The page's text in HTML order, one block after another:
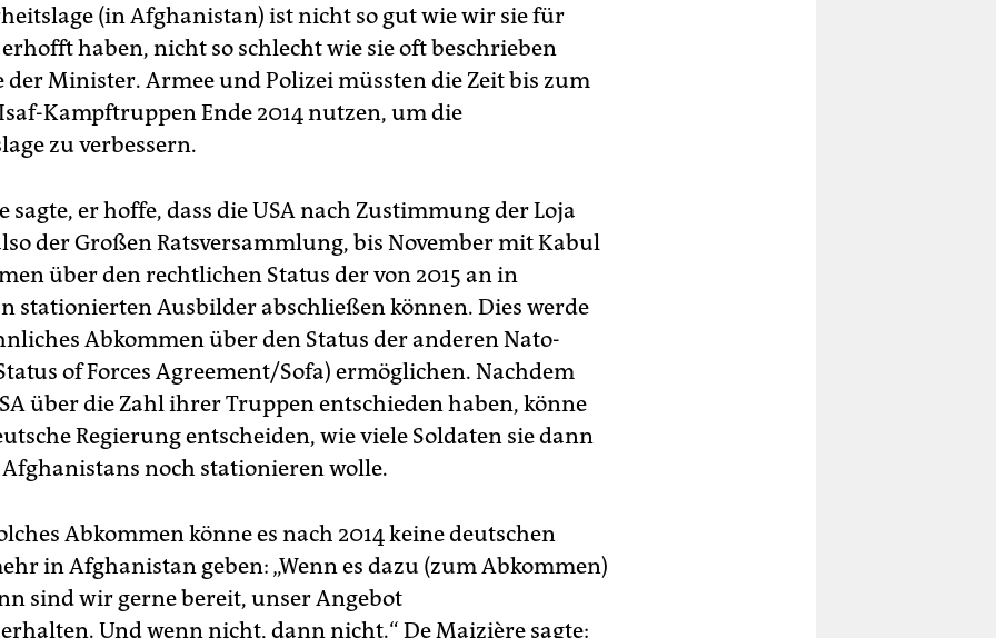
(in Afghanistan) ist nicht so gut wie wir sie für
erhofft haben, nicht so schlecht wie sie oft beschrieben
der Minister. Armee und Polizei müssten die Zeit bis zum
Kampftruppen Ende 2014 nutzen, um die
zu verbessern.
sagte, er hoffe, dass die USA nach Zustimmung der Loja
der Großen Ratsversammlung, bis November mit Kabul
über den rechtlichen Status der von 2015 an in
stationierten Ausbilder abschließen können. Dies werde
Abkommen über den Status der anderen Nato-
of Forces Agreement/Sofa) ermöglichen. Nachdem
über die Zahl ihrer Truppen entschieden haben, könne
Regierung entscheiden, wie viele Soldaten sie dann
noch stationieren wolle.
Abkommen könne es nach 2014 keine deutschen
in Afghanistan geben: „Wenn es dazu (zum Abkommen)
sind wir gerne bereit, unser Angebot
Und wenn nicht, dann nicht.“ De Maizière sagte: